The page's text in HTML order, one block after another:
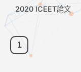
2020 ICEET論文
1